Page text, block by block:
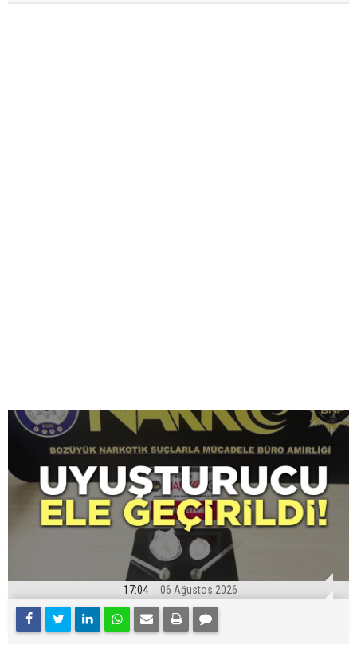
17:04 06 Ağustos 2026